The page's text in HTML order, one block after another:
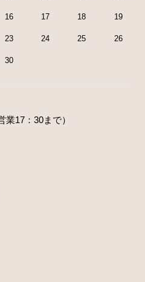
16 17 18 19
23 24 25 26
30
業17：30まで）